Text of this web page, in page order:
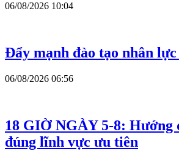
06/08/2026 10:04
Đẩy mạnh đào tạo nhân
06/08/2026 06:56
18 GIỜ NGÀY 5-8: Hướng
đúng lĩnh vực ưu tiên